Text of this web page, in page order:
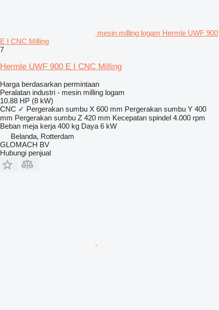
mesin milling logam Hermle UWF 900
E I CNC Milling
7
Hermle UWF 900 E I CNC Milling
Harga berdasarkan permintaan
Peralatan industri - mesin milling logam
10.88 HP (8 kW)
CNC ✓ Pergerakan sumbu X 600 mm Pergerakan sumbu Y 400
mm Pergerakan sumbu Z 420 mm Kecepatan spindel 4.000 rpm
Beban meja kerja 400 kg Daya 6 kW
Belanda, Rotterdam
GLOMACH BV
Hubungi penjual